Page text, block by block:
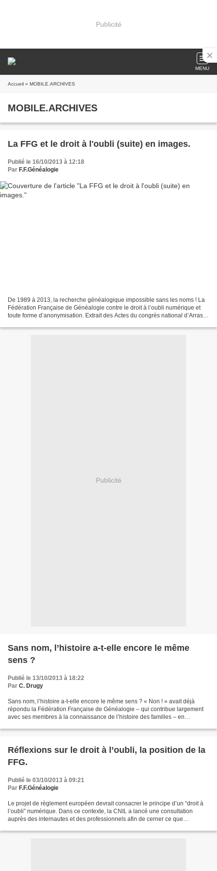
Publicité
MENU
Accueil » MOBILE.ARCHIVES
MOBILE.ARCHIVES
La FFG et le droit à l'oubli (suite) en images.
Publié le 16/10/2013 à 12:18
Par F.F.Généalogie
De 1989 à 2013, la recherche généalogique impossible sans les noms ! La
Fédération Française de Généalogie contre le droit à l’oubli numérique et
toute forme d’anonymisation. Extrait des Actes du congrès national d’Arras
Publicité
Sans nom, l’histoire a-t-elle encore le même
sens ?
Publié le 13/10/2013 à 18:22
Par C. Drugy
Sans nom, l’histoire a-t-elle encore le même sens ? « Non ! » avait déjà
répondu la Fédération Française de Généalogie – qui contribue largement
avec ses membres à la connaissance de l’histoire des familles – en
Réflexions sur le droit à l’oubli, la position de la
FFG.
Publié le 03/10/2013 à 09:21
Par F.F.Généalogie
Le projet de règlement européen devrait consacrer le principe d’un “droit à
l’oubli” numérique. Dans ce contexte, la CNIL a lancé une consultation
auprès des internautes et des professionnels afin de cerner ce que